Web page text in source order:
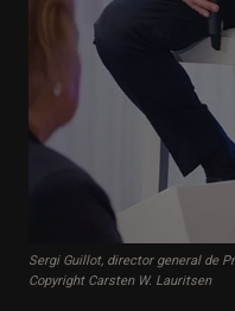
Sergi Guillot, director general de
Copyright Carsten W. Lauritsen